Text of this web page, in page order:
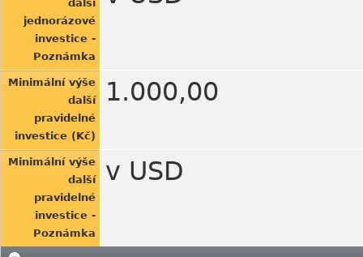
další
jednorázové
investice -
Poznámka
Minimální výše
další
pravidelné
investice (Kč)
1.000,00
Minimální výše
další
pravidelné
investice -
Poznámka
v USD